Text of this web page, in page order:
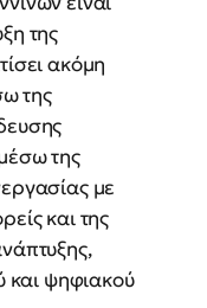
της
ακόμη
της
της
με
και της
και ψηφιακού